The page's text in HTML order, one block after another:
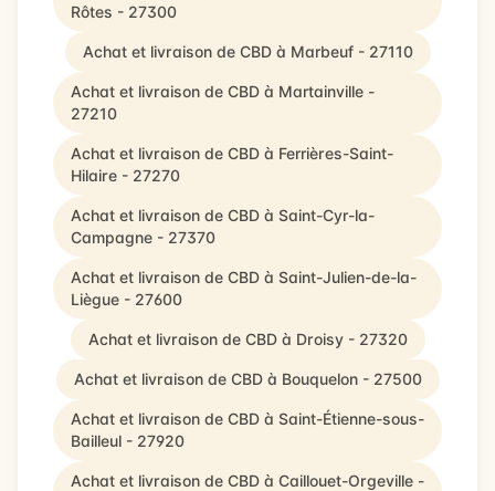
Rôtes - 27300
Achat et livraison de CBD à Marbeuf - 27110
Achat et livraison de CBD à Martainville -
27210
Achat et livraison de CBD à Ferrières-Saint-
Hilaire - 27270
Achat et livraison de CBD à Saint-Cyr-la-
Campagne - 27370
Achat et livraison de CBD à Saint-Julien-de-la-
Liègue - 27600
Achat et livraison de CBD à Droisy - 27320
Achat et livraison de CBD à Bouquelon - 27500
Achat et livraison de CBD à Saint-Étienne-sous-
Bailleul - 27920
Achat et livraison de CBD à Caillouet-Orgeville -